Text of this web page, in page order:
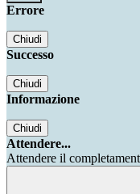
Errore
Chiudi
Successo
Chiudi
Informazione
Chiudi
Attendere...
Attendere il